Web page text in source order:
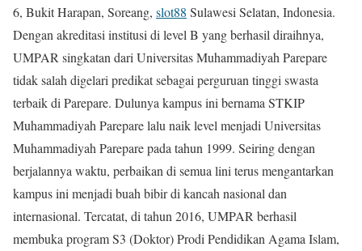
6, Bukit Harapan, Soreang, slot88 Sulawesi Selatan, Indonesia.
Dengan akreditasi institusi di level B yang berhasil diraihnya,
UMPAR singkatan dari Universitas Muhammadiyah Parepare
tidak salah digelari predikat sebagai perguruan tinggi swasta
terbaik di Parepare. Dulunya kampus ini bernama STKIP
Muhammadiyah Parepare lalu naik level menjadi Universitas
Muhammadiyah Parepare pada tahun 1999. Seiring dengan
berjalannya waktu, perbaikan di semua lini terus mengantarkan
kampus ini menjadi buah bibir di kancah nasional dan
internasional. Tercatat, di tahun 2016, UMPAR berhasil
membuka program S3 (Doktor) Prodi Pendidikan Agama Islam,